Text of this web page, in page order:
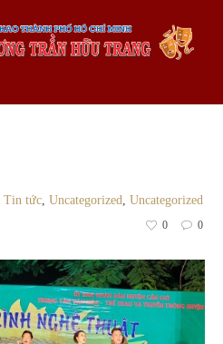
Tin tức, Uncategorized, Uncategorized
0 0